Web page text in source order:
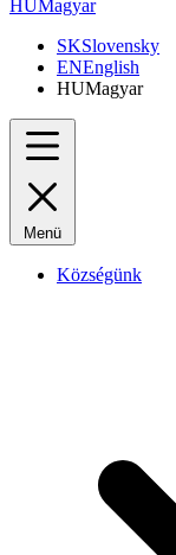
HUMagyar
SKSlovensky
ENEnglish
HUMagyar
Menü
Községünk